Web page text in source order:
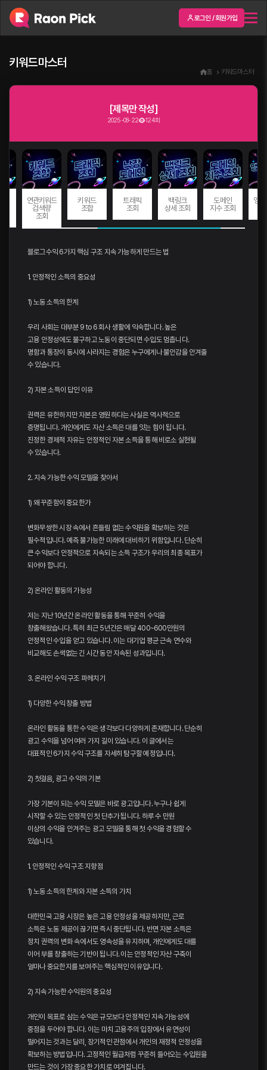
로그인 / 회원가입
키워드마스터
홈 키워드마스터
[제목만 작성]
2025-08-22 124회
연관키워드
검색량
조회
키워드
조합
트래픽
조회
백링크
상세 조회
도메인
지수 조회
앵
블로그수익 6가지 핵심 구조 지속 가능하게 만드는 법
1. 안정적인 소득의 중요성
1) 노동 소득의 한계
우리 사회는 대부분 9 to 6 회사 생활에 익숙합니다. 높은
고용 안정성에도 불구하고 노동이 중단되면 수입도 멈춥니다.
명함과 통장이 동시에 사라지는 경험은 누구에게나 불안감을 안겨줄
수 있습니다.
2) 자본 소득이 답인 이유
권력은 유한하지만 자본은 영원하다는 사실은 역사적으로
증명됩니다. 개인에게도 자산 소득은 대를 잇는 힘이 됩니다.
진정한 경제적 자유는 안정적인 자본 소득을 통해 비로소 실현될
수 있습니다.
2. 지속 가능한 수익 모델을 찾아서
1) 왜 꾸준함이 중요한가
변화무쌍한 시장 속에서 흔들림 없는 수익원을 확보하는 것은
필수적입니다. 예측 불가능한 미래에 대비하기 위함입니다. 단순히
큰 수익보다 안정적으로 지속되는 소득 구조가 우리의 최종 목표가
되어야 합니다.
2) 온라인 활동의 가능성
저는 지난 10년간 온라인 활동을 통해 꾸준히 수익을
창출해왔습니다. 특히 최근 5년간은 매달 400~600만원의
안정적인 수입을 얻고 있습니다. 이는 대기업 평균 근속 연수와
비교해도 손색없는 긴 시간 동안 지속된 성과입니다.
3. 온라인 수익 구조 파헤치기
1) 다양한 수익 창출 방법
온라인 활동을 통한 수익은 생각보다 다양하게 존재합니다. 단순히
광고 수익을 넘어 여러 가지 길이 있습니다. 이 글에서는
대표적인 6가지 수익 구조를 자세히 탐구할 예정입니다.
2) 첫걸음, 광고 수익의 기본
가장 기본이 되는 수익 모델은 바로 광고입니다. 누구나 쉽게
시작할 수 있는 안정적인 첫 단추가 됩니다. 하루 수 만원
이상의 수익을 안겨주는 광고 모델을 통해 첫 수익을 경험할 수
있습니다.
1. 안정적인 수익 구조 지향점
1) 노동 소득의 한계와 자본 소득의 가치
대한민국 고용 시장은 높은 고용 안정성을 제공하지만, 근로
소득은 노동 제공이 끊기면 즉시 중단됩니다. 반면 자본 소득은
정치 권력의 변화 속에서도 영속성을 유지하며, 개인에게도 대를
이어 부를 창출하는 기반이 됩니다. 이는 안정적인 자산 구축이
얼마나 중요한지를 보여주는 핵심적인 이유입니다.
2) 지속 가능한 수익원의 중요성
개인이 목표로 삼는 수익은 규모보다 안정적인 지속 가능성에
중점을 두어야 합니다. 이는 마치 고용주의 입장에서 유연성이
떨어지는 것과는 달리, 장기적인 관점에서 개인의 재정적 안정성을
확보하는 방법입니다. 고정적인 월급처럼 꾸준히 들어오는 수입원을
만드는 것이 가장 중요한 가치로 여겨집니다.